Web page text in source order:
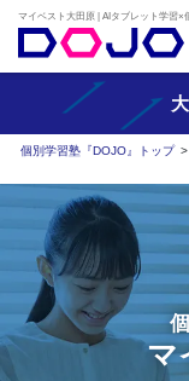
個別学習塾『DOJO』トップ >
マ